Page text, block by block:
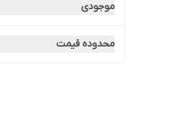
موجودی
محدوده قیمت